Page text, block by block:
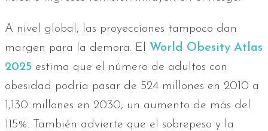
A nivel global, las proyecciones tampoco dan
margen para la demora. El World Obesity Atlas
2025 estima que el número de adultos con
obesidad podría pasar de 524 millones en 2010 a
1,130 millones en 2030, un aumento de más del
115%. También advierte que el sobrepeso y la